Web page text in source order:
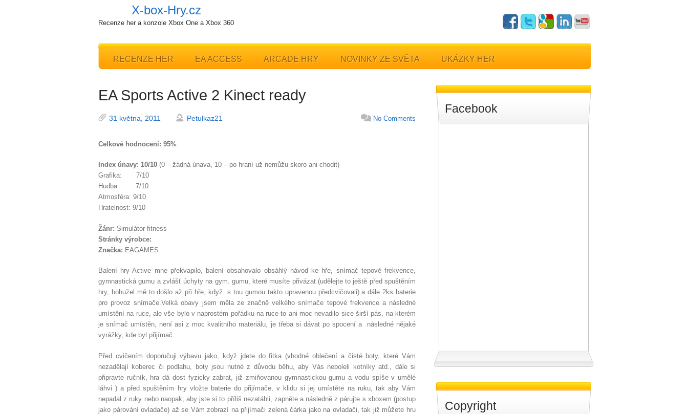
X-box-Hry.cz
Recenze her a konzole Xbox One a Xbox 360
RECENZE HER EA ACCESS ARCADE HRY NOVINKY ZE SVĚTA UKÁZKY HER
EA Sports Active 2 Kinect ready
31 května, 2011 Petulkaz21 No Comments
Celkové hodnocení: 95%
Index únavy: 10/10 (0 – žádná únava, 10 – po hraní už nemůžu skoro ani chodit)
Grafika: 7/10
Hudba: 7/10
Atmosféra: 9/10
Hratelnost: 9/10
Žánr: Simulátor fitness
Stránky výrobce:
Značka: EAGAMES
Balení hry Active mne překvapilo, balení obsahovalo obsáhlý návod ke hře, snímač tepové frekvence,
gymnastická gumu a zvlášť úchyty na gym. gumu, které musíte přivázat (udělejte to ještě před spuštěním
hry, bohužel mě to došlo až při hře, když s tou gumou takto upravenou předcvičovali) a dále 2ks baterie
pro provoz snímače.Velká obavy jsem měla ze značně velkého snímače tepové frekvence a následné
umístění na ruce, ale vše bylo v naprostém pořádku na ruce to ani moc nevadilo sice širší pás, na kterém
je snímač umístěn, není asi z moc kvalitního materiálu, je třeba si dávat po spocení a následné nějaké
vyrážky, kde byl přijímač.
Před cvičením doporučuji výbavu jako, když jdete do fitka (vhodné oblečení a čisté boty, které Vám
nezadělají koberec či podlahu, boty jsou nutné z důvodu běhu, aby Vás neboleli kotníky atd., dále si
připravte ručník, hra dá dost fyzicky zabrat, již zmiňovanou gymnastickou gumu a vodu spíše v umělé
láhvi ) a před spuštěním hry vložte baterie do přijímače, v klidu si jej umístěte na ruku, tak aby Vám
nepadal z ruky nebo naopak, aby jste si to příliš nezatáhli, zapněte a následně z párujte s xboxem (postup
jako párování ovladače) až se Vám zobrazí na přijímači zelená čárka jako na ovladači, tak již můžete hru
Facebook
Copyright